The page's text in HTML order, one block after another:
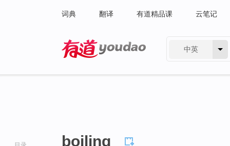
词典 翻译 有道精品课 云笔记
中英
boiling